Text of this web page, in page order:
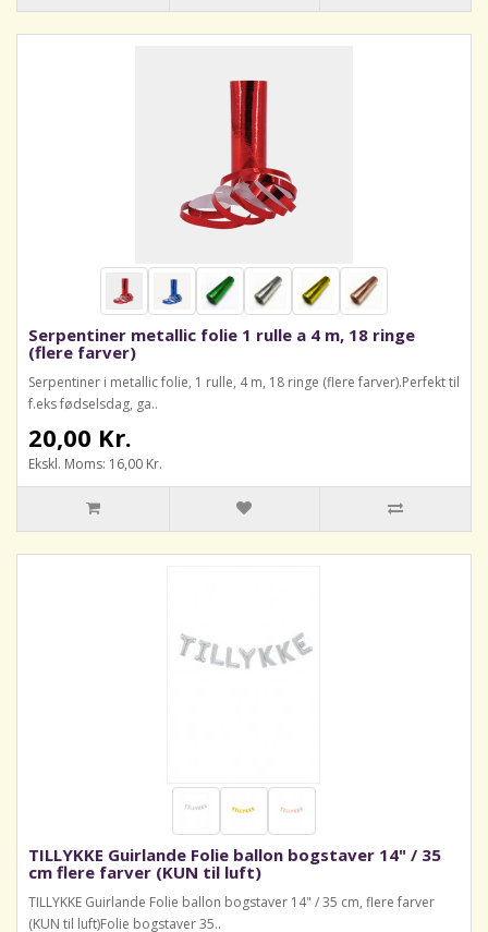
Serpentiner metallic folie 1 rulle a 4 m, 18 ringe
(flere farver)
Serpentiner i metallic folie, 1 rulle, 4 m, 18 ringe (flere farver).Perfekt til
f.eks fødselsdag, ga..
20,00 Kr.
Ekskl. Moms: 16,00 Kr.
TILLYKKE Guirlande Folie ballon bogstaver 14" / 35
cm flere farver (KUN til luft)
TILLYKKE Guirlande Folie ballon bogstaver 14" / 35 cm, flere farver
(KUN til luft)Folie bogstaver 35..